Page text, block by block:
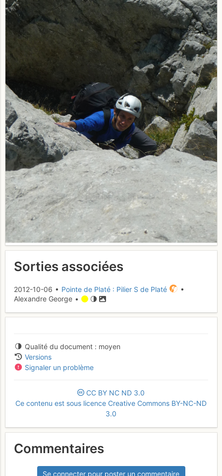
Sorties associées
2012-10-06 • Pointe de Platé : Pilier S de Platé
•
Alexandre George •
Qualité du document
moyen
Versions
Signaler un problème
CC BY NC ND 3.0
Ce contenu est sous licence Creative Commons BY-NC-ND
3.0
Commentaires
Se connecter pour poster un commentaire